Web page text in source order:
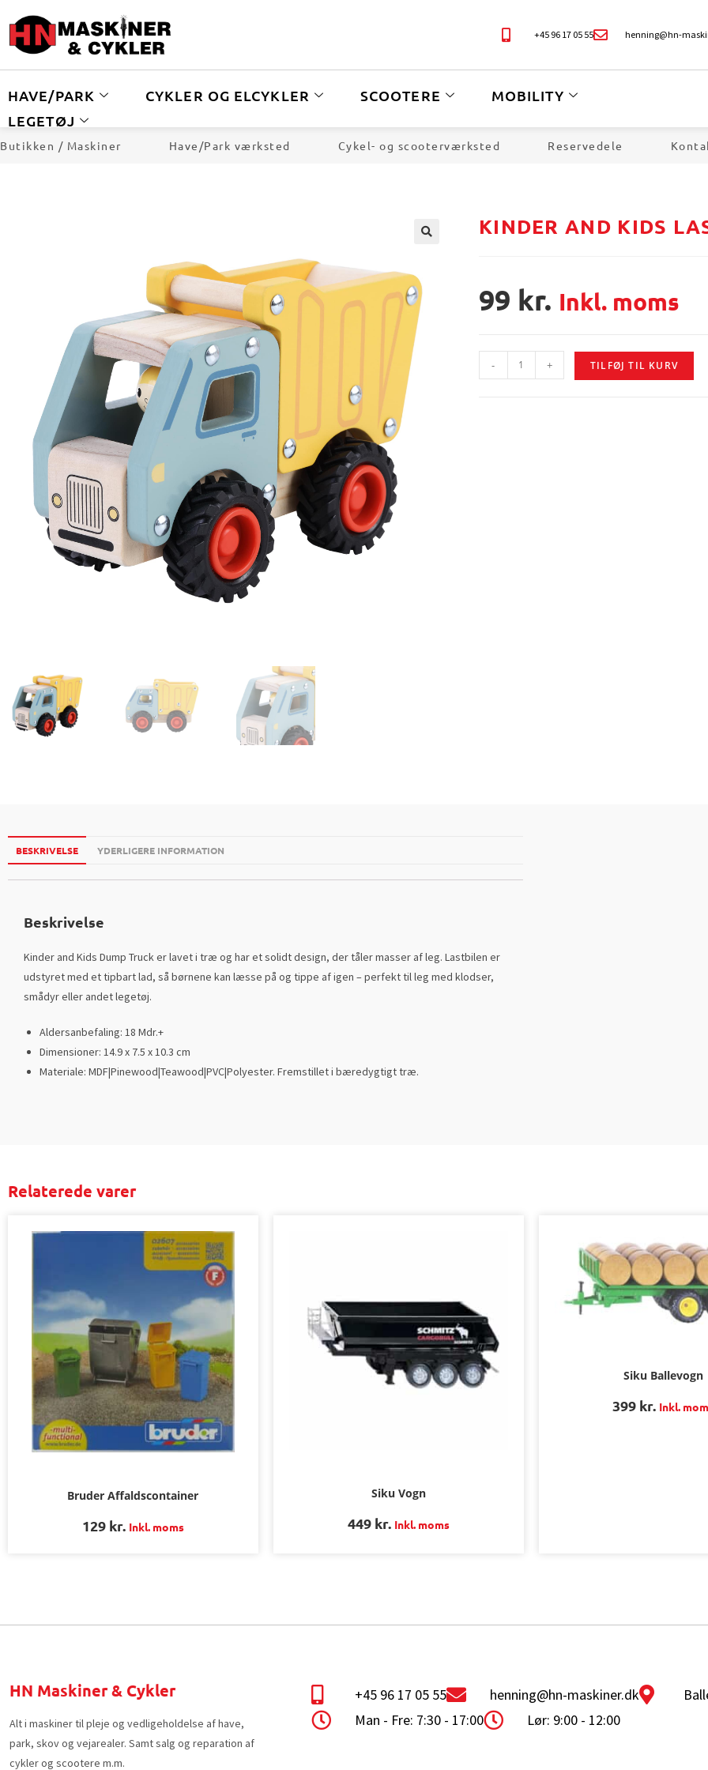
+45 96 17 05 55 henning@hn-
HAVE/PARK CYKLER OG ELCYKLER SCOOTERE
MOBILITY
LEGETØJ
Butikken / Maskiner Have/Park værksted Cykel- og scooterværksted Reservedele
KINDER AND KIDS
99 kr. Inkl. moms
- + TILFØJ TIL KURV
BESKRIVELSE YDERLIGERE INFORMATION
Beskrivelse
Kinder and Kids Dump Truck er lavet i træ og har et solidt design, der tåler masser af leg. Lastbilen er
udstyret med et tipbart lad, så børnene kan læsse på og tippe af igen – perfekt til leg med klodser,
smådyr eller andet legetøj.
Aldersanbefaling: 18 Mdr.+
Dimensioner: 14.9 x 7.5 x 10.3 cm
Materiale: MDF|Pinewood|Teawood|PVC|Polyester. Fremstillet i bæredygtigt træ.
Relaterede varer
Bruder Affaldscontainer
129 kr. Inkl. moms
Siku Vogn
449 kr. Inkl. moms
Siku Ballevogn
399 kr. Inkl.
HN Maskiner & Cykler
Alt i maskiner til pleje og vedligeholdelse af have,
park, skov og vejarealer. Samt salg og reparation af
cykler og scootere m.m.
+45 96 17 05 55 henning@hn-maskiner.dk
Man - Fre: 7:30 - 17:00
Lør: 9:00 - 12:00